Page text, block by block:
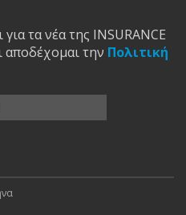
τα νέα της INSURANCE
αποδέχομαι την Πολιτική